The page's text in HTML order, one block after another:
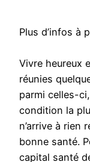
Plus d’infos à
Vivre heureux
réunies
parmi celles-
condition la
n’arrive à rien
bonne santé.
capital santé